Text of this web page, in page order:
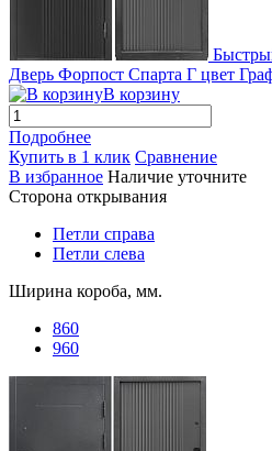
Дверь Форпост Спарта Г цвет
В корзину
Подробнее
Купить в 1 клик Сравнение
В избранное Наличие уточните
Сторона открывания
Петли справа
Петли слева
Ширина короба, мм.
860
960